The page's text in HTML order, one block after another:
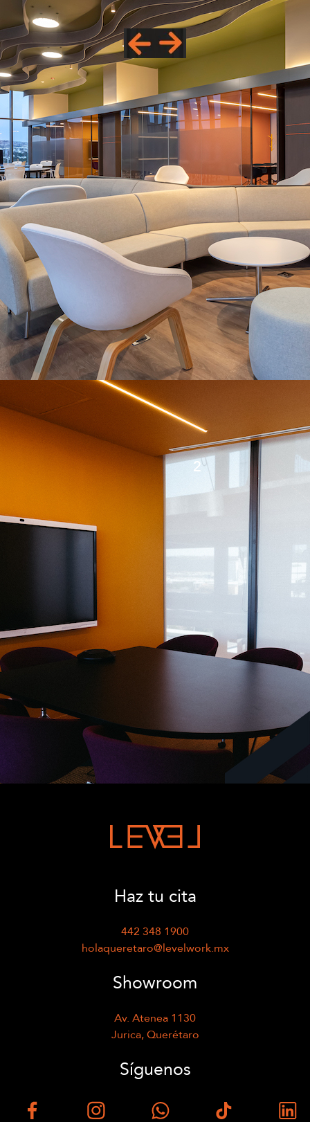
ÚNETE A UN »CENTRO
DE NEGOCIOS
PRIMER NIVEL EN
JURICA, QRO«
Ofrecemos espacios diseñados para diversos
perfiles laborales y para promover el networking.
2
Torres con 15 niveles cada una
+1,400 m 2
de amenidades + plaza comercial
Niveles subterráneos de estacionamiento
Terrazas abiertas, lobby y áreas comunes.
Haz tu cita
442 348 1900
holaqueretaro@levelwork.mx
Showroom
Av. Atenea 1130
Jurica, Querétaro
Síguenos